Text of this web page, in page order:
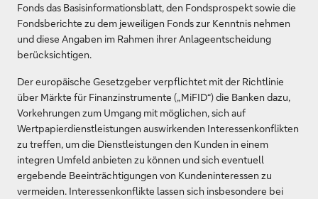
Fonds das Basisinformationsblatt, den Fondsprospekt sowie die
Fondsberichte zu dem jeweiligen Fonds zur Kenntnis nehmen
und diese Angaben im Rahmen ihrer Anlageentscheidung
berücksichtigen.
Der europäische Gesetzgeber verpflichtet mit der Richtlinie
über Märkte für Finanzinstrumente („MiFID“) die Banken dazu,
Vorkehrungen zum Umgang mit möglichen, sich auf
Wertpapierdienstleistungen auswirkenden Interessenkonflikten
zu treffen, um die Dienstleistungen den Kunden in einem
integren Umfeld anbieten zu können und sich eventuell
ergebende Beeinträchtigungen von Kundeninteressen zu
vermeiden. Interessenkonflikte lassen sich insbesondere bei